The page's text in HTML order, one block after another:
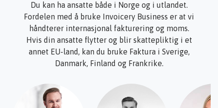
Du kan ha ansatte både i Norge og i utlandet.
Fordelen med å bruke Invoicery Business er at vi
håndterer internasjonal fakturering og moms.
Hvis din ansatte flytter og blir skattepliktig i et
annet EU-land, kan du bruke Faktura i Sverige,
Danmark, Finland og Frankrike.